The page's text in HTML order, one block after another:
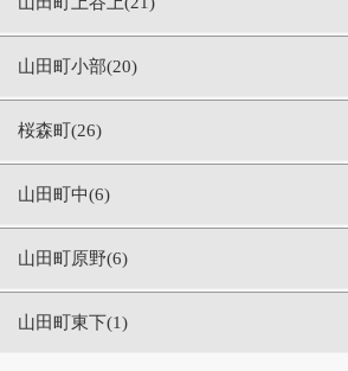
山田町小部(20)
桜森町(26)
山田町中(6)
山田町原野(6)
山田町東下(1)